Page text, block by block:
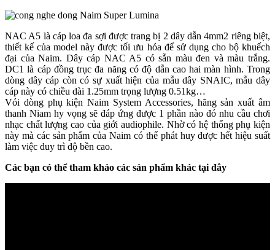
NAC A5 là cáp loa đa sợi được trang bị 2 dây dẫn 4mm2 riêng biệt,
thiết kế của model này được tối ưu hóa để sử dụng cho bộ khuếch
đại của Naim. Dây cáp NAC A5 có sẵn màu đen và màu trắng.
DC1 là cáp đồng trục đa năng có độ dẫn cao hai màn hình. Trong
dòng dây cáp còn có sự xuất hiện của mẫu dây SNAIC, mẫu dây
cáp này có chiều dài 1.25mm trọng lượng 0.51kg…
Vói dòng phụ kiện Naim System Accessories, hãng sản xuất âm
thanh Niam hy vọng sẽ đáp ứng được 1 phần nào đó nhu cầu chơi
nhạc chất lượng cao của giới audiophile. Nhờ có hệ thống phụ kiện
này mà các sản phẩm của Naim có thể phát huy được hết hiệu suất
làm việc duy trì độ bền cao.
Các bạn có thể tham khảo các sản phẩm khác tại đây